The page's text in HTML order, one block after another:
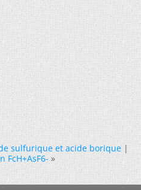
sulfurique et acide borique|
FcH+AsF6- »